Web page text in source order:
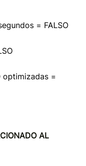
= FALSO
optimizadas =
AL